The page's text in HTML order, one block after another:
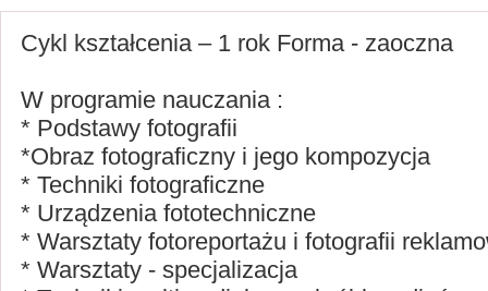
Cykl kształcenia – 1 rok Forma - zaoczna
W programie nauczania :
* Podstawy fotografii
*Obraz fotograficzny i jego kompozycja
* Techniki fotograficzne
* Urządzenia fototechniczne
* Warsztaty fotoreportażu i fotografii
* Warsztaty - specjalizacja